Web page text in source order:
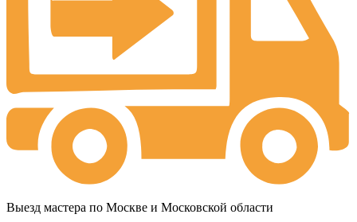
Выезд мастера по Москве и Московской области